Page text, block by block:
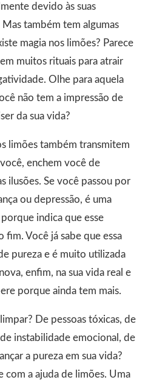
devido às suas
também tem algumas
magia nos limões? Parece
muitos rituais para atrair
Olhe para aquela
não tem a impressão de
da sua vida?
limões também transmitem
enchem você de
ilusões. Se você passou por
ou depressão, é uma
porque indica que esse
fim. Você já sabe que essa
pureza e é muito utilizada
enfim, na sua vida real e
porque ainda tem mais.
De pessoas tóxicas, de
instabilidade emocional, de
a pureza em sua vida?
com a ajuda de limões. Uma